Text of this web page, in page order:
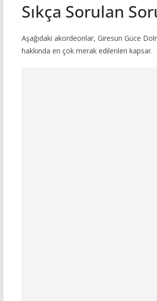
Sıkça Sorulan
Aşağıdaki akordeonlar, Giresun Güce
hakkında en çok merak edilenleri kapsar.